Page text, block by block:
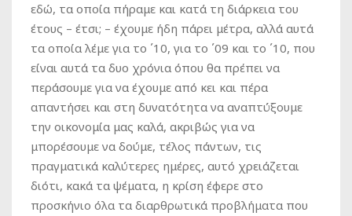
εδώ, τα οποία πήραμε και κατά τη διάρκεια του
έτους – έτσι; – έχουμε ήδη πάρει μέτρα, αλλά αυτά
τα οποία λέμε για το ΄10, για το ΄09 και το ΄10, που
είναι αυτά τα δυο χρόνια όπου θα πρέπει να
περάσουμε για να έχουμε από κει και πέρα
απαντήσει και στη δυνατότητα να αναπτύξουμε
την οικονομία μας καλά, ακριβώς για να
μπορέσουμε να δούμε, τέλος πάντων, τις
πραγματικά καλύτερες ημέρες, αυτό χρειάζεται
διότι, κακά τα ψέματα, η κρίση έφερε στο
προσκήνιο όλα τα διαρθρωτικά προβλήματα που